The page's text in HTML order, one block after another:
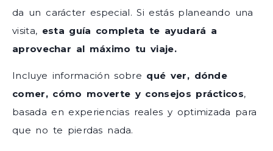
da un carácter especial. Si estás planeando una
visita, esta guía completa te ayudará a
aprovechar al máximo tu viaje.
Incluye información sobre qué ver, dónde
comer, cómo moverte y consejos prácticos,
basada en experiencias reales y optimizada para
que no te pierdas nada.